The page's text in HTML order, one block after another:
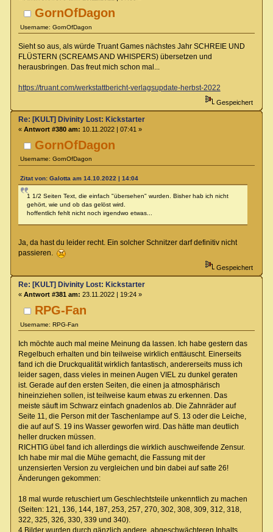
GornOfDagon
Username: GornOfDagon
Sieht so aus, als würde Truant Games nächstes Jahr SCHREIE UND
FLÜSTERN (SCREAMS AND WHISPERS) übersetzen und
herausbringen. Das freut mich schon mal...
https://truant.com/werkstattbericht-verlagsupdate-herbst-2022
Gespeichert
GornOfDagon
Username: GornOfDagon
Re: [KULT] Divinity Lost: Kickstarter
« Antwort #380 am: 10.11.2022 | 07:41 »
Zitat von: Galotta am 14.10.2022 | 14:04
1 1/2 Seiten Text, die einfach "übersehen" wurden. Bisher hab ich nicht
gehört, wie und ob das gelöst wird.
hoffentlich fehlt nicht noch irgendwo etwas...
Ja, da hast du leider recht. Ein solcher Schnitzer darf definitiv nicht
passieren.
Gespeichert
RPG-Fan
Username: RPG-Fan
Re: [KULT] Divinity Lost: Kickstarter
« Antwort #381 am: 23.11.2022 | 19:24 »
Ich möchte auch mal meine Meinung da lassen. Ich habe gestern das
Regelbuch erhalten und bin teilweise wirklich enttäuscht. Einerseits
fand ich die Druckqualität wirklich fantastisch, andererseits muss ich
leider sagen, dass vieles in meinen Augen VIEL zu dunkel geraten
ist. Gerade auf den ersten Seiten, die einen ja atmosphärisch
hineinziehen sollen, ist teilweise kaum etwas zu erkennen. Das
meiste säuft im Schwarz einfach gnadenlos ab. Die Zahnräder auf
Seite 11, die Person mit der Taschenlampe auf S. 13 oder die Leiche,
die auf auf S. 19 ins Wasser geworfen wird. Das hätte man deutlich
heller drucken müssen.
RICHTIG übel fand ich allerdings die wirklich auschweifende Zensur.
Ich habe mir mal die Mühe gemacht, die Fassung mit der
unzensierten Version zu vergleichen und bin dabei auf satte 26!
Änderungen gekommen:
18 mal wurde retuschiert um Geschlechtsteile unkenntlich zu machen
(Seiten: 121, 136, 144, 187, 253, 257, 270, 302, 308, 309, 312, 318,
322, 325, 326, 330, 339 und 340).
4 Bilder wurden durch gänzlich andere, abgeschwächteren Inhalts